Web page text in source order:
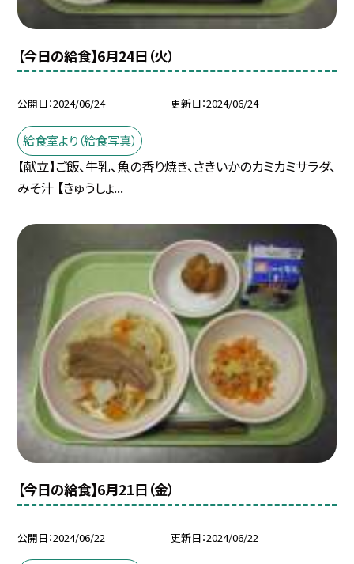
【今日の給食】6月24日（火）
公開日 2024/06/24 更新日 2024/06/24
給食室より（給食写真）
【献立】ご飯、牛乳、魚の香り焼き、さきいかのカミカミサラダ、
みそ汁 【きゅうしょ...
【今日の給食】6月21日（金）
公開日 2024/06/22 更新日 2024/06/22